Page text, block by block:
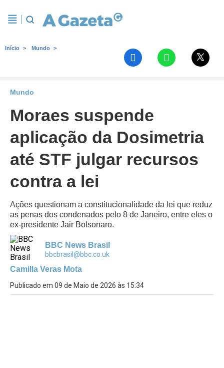
Início Mundo
Mundo
Moraes suspende
aplicação da Dosimetria
até STF julgar recursos
contra a lei
Ações questionam a constitucionalidade da lei que reduz
as penas dos condenados pelo 8 de Janeiro, entre eles o
ex-presidente Jair Bolsonaro.
BBC News Brasil
bbcbrasil@bbc.co.uk
Camilla Veras Mota
Publicado em 09 de Maio de 2026 às 15:34